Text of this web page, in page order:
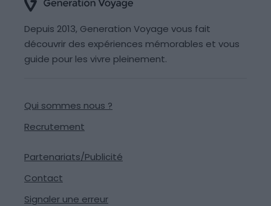
Depuis 2013, Generation Voyage vous fait
découvrir des expériences mémorables et vous
guide pour les vivre pleinement.
Qui sommes nous ?
Recrutement
Partenariats/Publicité
Contact
Signaler une erreur